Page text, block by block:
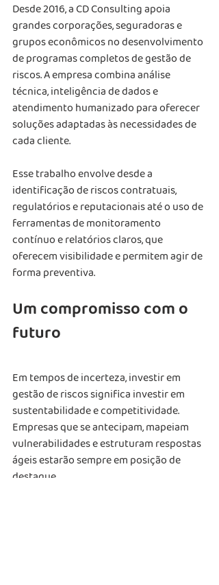
Desde 2016, a CD Consulting apoia
grandes corporações, seguradoras e
grupos econômicos no desenvolvimento
de programas completos de gestão de
riscos. A empresa combina análise
técnica, inteligência de dados e
atendimento humanizado para oferecer
soluções adaptadas às necessidades de
cada cliente.
Esse trabalho envolve desde a
identificação de riscos contratuais,
regulatórios e reputacionais até o uso de
ferramentas de monitoramento
contínuo e relatórios claros, que
oferecem visibilidade e permitem agir de
forma preventiva.
Um compromisso com o
futuro
Em tempos de incerteza, investir em
gestão de riscos significa investir em
sustentabilidade e competitividade.
Empresas que se antecipam, mapeiam
vulnerabilidades e estruturam respostas
ágeis estarão sempre em posição de
destaque.